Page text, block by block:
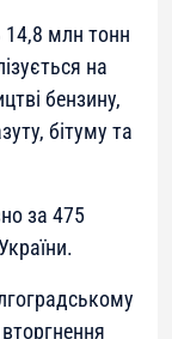
14,8 млн тонн
на
бензину,
бітуму та
за 475